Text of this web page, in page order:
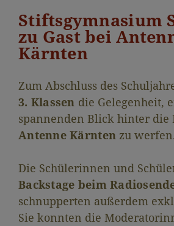
Stiftsgymnasium
zu Gast bei
Kärnten
Zum Abschluss des
3. Klassen die Gelegenheit,
spannenden Blick hinter die
Antenne Kärnten zu werfen.
Die Schülerinnen und
Backstage beim
schnupperten außerdem
Sie konnten die